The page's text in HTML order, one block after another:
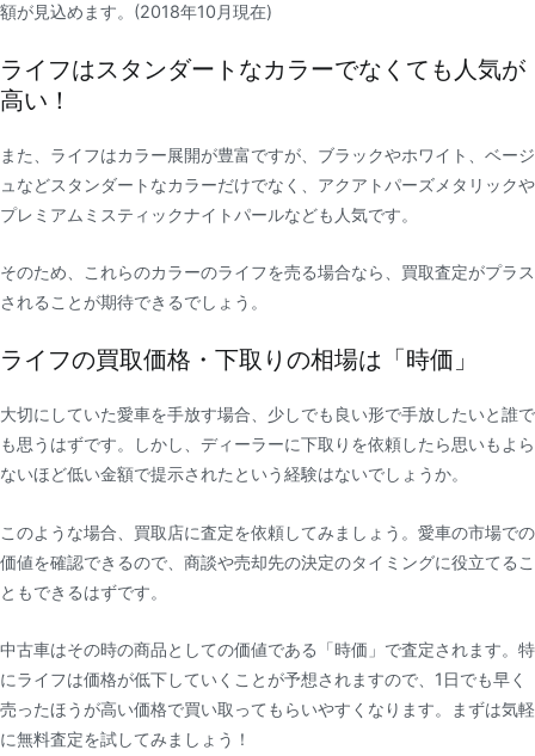
額が見込めます。(2018年10 月現在)
ライフはスタンダートなカラーでなくても人気が
高い！
また、ライフはカラー展開が豊富ですが、ブラックやホワイト、ベージ
ュなどスタンダートなカラーだけでなく、アクアトパーズメタリックや
プレミアムミスティックナイトパールなども人気です。
そのため、これらのカラーのライフを売る場合なら、買取査定がプラス
されることが期待できるでしょう。
ライフの買取価格・下取りの相場は「時価」
大切にしていた愛車を手放す場合、少しでも良い形で手放したいと誰で
も思うはずです。しかし、ディーラーに下取りを依頼したら思いもよら
ないほど低い金額で提示されたという経験はないでしょうか。
このような場合、買取店に査定を依頼してみましょう。愛車の市場での
価値を確認できるので、商談や売却先の決定のタイミングに役立てるこ
ともできるはずです。
中古車はその時の商品としての価値である「時価」で査定されます。特
にライフは価格が低下していくことが予想されますので、 1 日でも早く
売ったほうが高い価格で買い取ってもらいやすくなります。まずは気軽
に無料査定を試してみましょう！